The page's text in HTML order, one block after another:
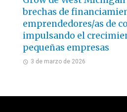
brechas de
emprendedores/as de
impulsando el
pequeñas empresas
3 de marzo de 2026